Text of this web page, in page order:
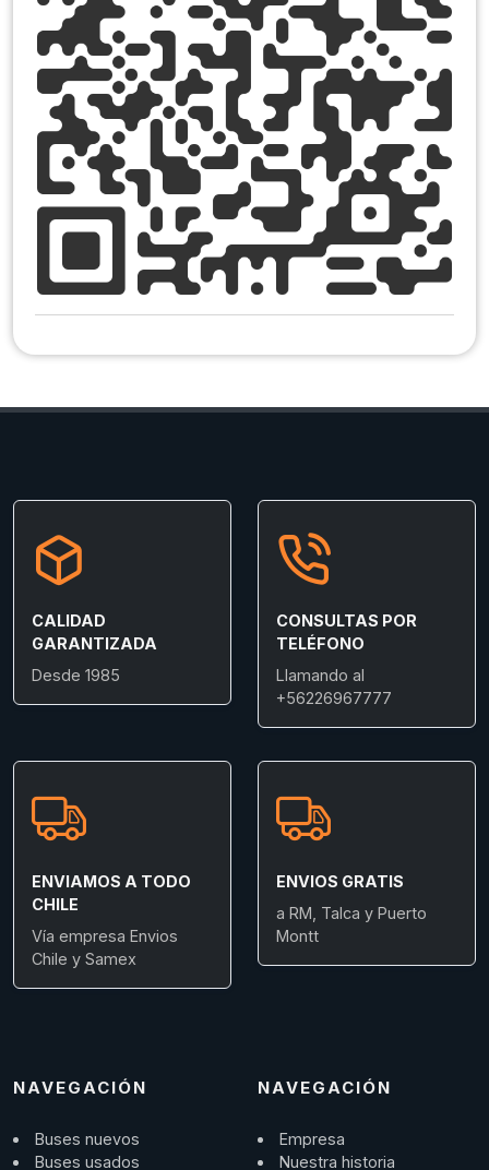
CALIDAD
GARANTIZADA
Desde 1985
CONSULTAS POR
TELÉFONO
Llamando al
+56226967777
ENVIAMOS A TODO
CHILE
Vía empresa Envios
Chile y Samex
ENVIOS GRATIS
a RM, Talca y Puerto
Montt
NAVEGACIÓN
Buses nuevos
Buses usados
NAVEGACIÓN
Empresa
Nuestra historia